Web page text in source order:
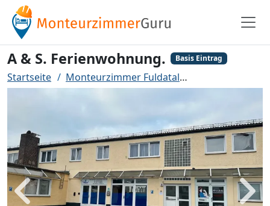
A & S. Ferienwohnung. Basis Eintrag
Startseite Monteurzimmer Fuldatal
Zurück